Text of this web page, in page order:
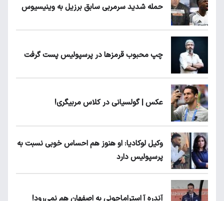
حمله شدید سرمربی سابق برزیل به وینیسیوس
چپ محبوب قرمزها در پرسپولیس پست گرفت
عکس | گولسیانی در کلاس مربیگری!
وکیل لوکادیا: او هنوز هم احساس خوبی نسبت به
پرسپولیس دارد
آندره آ استراماچونی به اصفهان هم نمی‌رود!